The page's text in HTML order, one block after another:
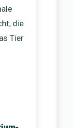
die
Tier